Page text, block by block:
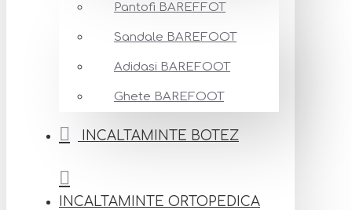
Pantofi BAREFFOT
Sandale BAREFOOT
Adidasi BAREFOOT
Ghete BAREFOOT
INCALTAMINTE BOTEZ
INCALTAMINTE ORTOPEDICA